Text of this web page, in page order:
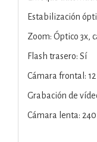
Estabilización
Zoom: Óptico 3x,
Flash trasero: Sí
Cámara frontal:
Grabación de
Cámara lenta: